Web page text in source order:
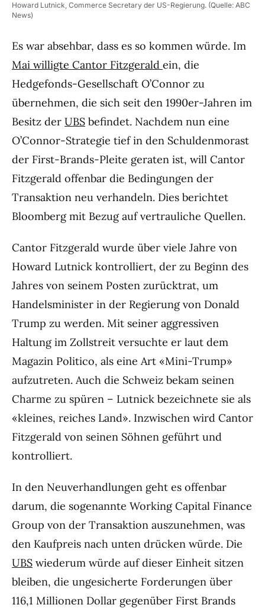
Howard Lutnick, Commerce Secretary der US-Regierung. (Quelle: ABC
News)
Es war absehbar, dass es so kommen würde. Im
Mai willigte Cantor Fitzgerald ein, die
Hedgefonds-Gesellschaft O’Connor zu
übernehmen, die sich seit den 1990er-Jahren im
Besitz der UBS befindet. Nachdem nun eine
O’Connor-Strategie tief in den Schuldenmorast
der First-Brands-Pleite geraten ist, will Cantor
Fitzgerald offenbar die Bedingungen der
Transaktion neu verhandeln. Dies berichtet
Bloomberg mit Bezug auf vertrauliche Quellen.
Cantor Fitzgerald wurde über viele Jahre von
Howard Lutnick kontrolliert, der zu Beginn des
Jahres von seinem Posten zurücktrat, um
Handelsminister in der Regierung von Donald
Trump zu werden. Mit seiner aggressiven
Haltung im Zollstreit versuchte er laut dem
Magazin Politico, als eine Art «Mini-Trump»
aufzutreten. Auch die Schweiz bekam seinen
Charme zu spüren – Lutnick bezeichnete sie als
«kleines, reiches Land». Inzwischen wird Cantor
Fitzgerald von seinen Söhnen geführt und
kontrolliert.
In den Neuverhandlungen geht es offenbar
darum, die sogenannte Working Capital Finance
Group von der Transaktion auszunehmen, was
den Kaufpreis nach unten drücken würde. Die
UBS wiederum würde auf dieser Einheit sitzen
bleiben, die ungesicherte Forderungen über
116,1 Millionen Dollar gegenüber First Brands